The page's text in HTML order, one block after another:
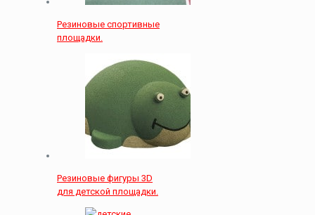
Резиновые спортивные
площадки.
Резиновые фигуры 3D
для детской площадки.